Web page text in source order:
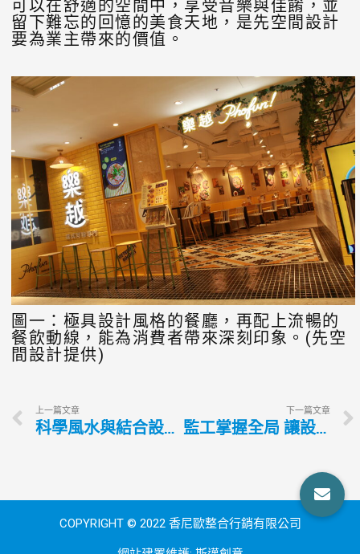
可以在舒適的空間中，享受音樂與佳餚，並
留下難忘的回憶的美食天地，是先空間設計
要為業主帶來的價值。
圖一：極具設計風格的餐廳，再配上流暢的
餐飲動線，能為消費者帶來深刻印象。(先空
間設計提供)
上一篇文章
科學風水與結合設計 打造舒適環境
下一篇文章
監工掌握全局 讓設計安全落地的推手
COPYRIGHT © 2022 香尼歐整合行銷有限公司